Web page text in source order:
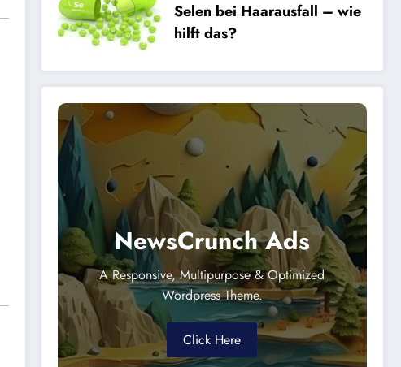
Selen bei Haarausfall – wie
hilft das?
NewsCrunch Ads
A Responsive, Multipurpose & Optimized
Wordpress Theme.
Click Here